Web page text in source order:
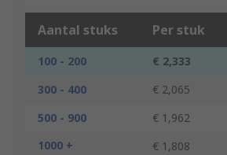
Aantal stuks Per stuk
100 - 200 € 2,333
300 - 400
€ 2,065
500 - 900
€ 1,962
1000 +
€ 1,808